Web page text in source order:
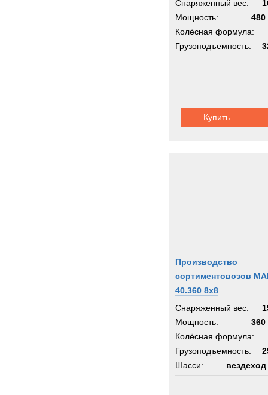
Снаряженный вес:
Мощность:
480
Колёсная формула:
Грузоподъемность:
Купить
Производство
сортиментовозов
40.360 8x8
Снаряженный вес:
Мощность:
360
Колёсная формула:
Грузоподъемность:
Шасси:
вездеход